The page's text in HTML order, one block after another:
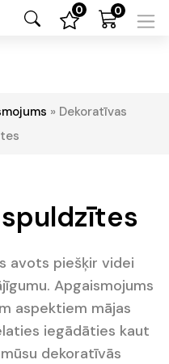
0 0
» Dekoratīvas
avots piešķir videi
Apgaismojums
aspektiem mājas
iegādāties kaut
dekoratīvās